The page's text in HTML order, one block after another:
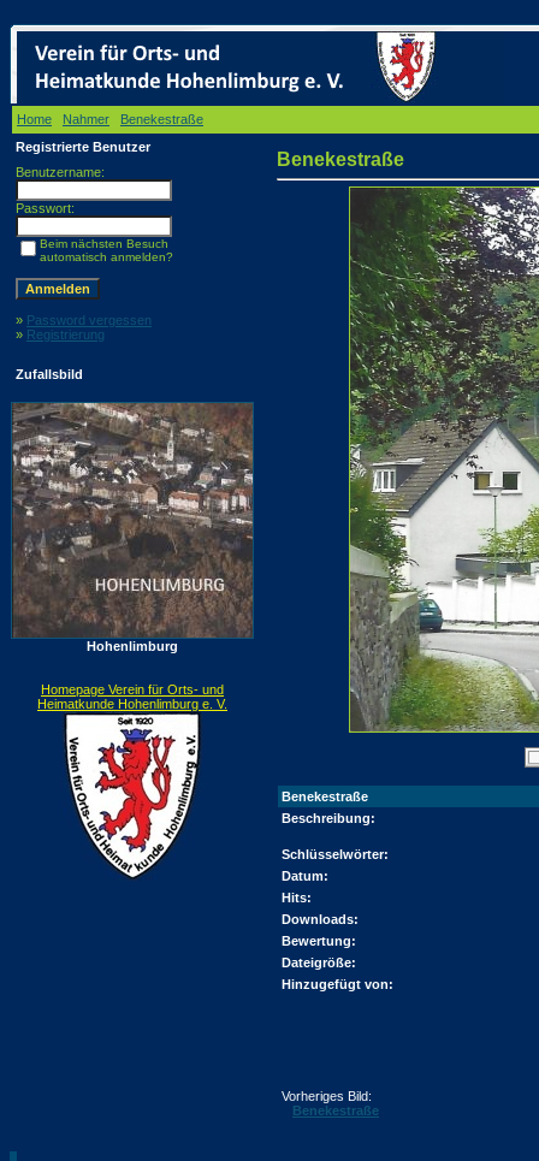
Home Nahmer Benekestraße
Registrierte Benutzer
Benutzername:
Passwort:
Beim nächsten Besuch
automatisch anmelden?
» Password vergessen
» Registrierung
Zufallsbild
Hohenlimburg
Homepage Verein für Orts- und
Heimatkunde Hohenlimburg e. V.
Benekestraße
Benekestraße
Beschreibung:
Schlüsselwörter:
Datum:
Hits:
Downloads:
Bewertung:
Dateigröße:
Hinzugefügt von:
Vorheriges Bild:
Benekestraße